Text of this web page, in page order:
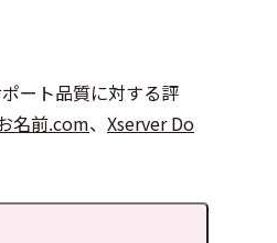
ート品質に対する評
名前.com、 Xserver Do